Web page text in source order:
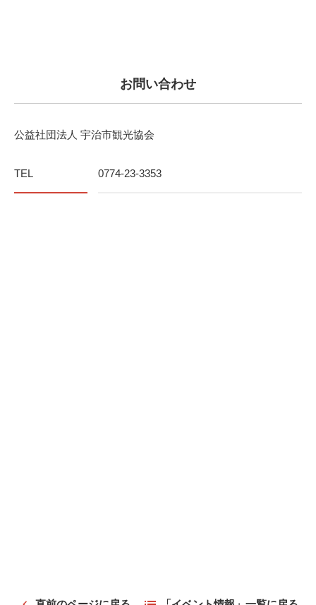
お問い合わせ
公益社団法人 宇治市観光協会
TEL 0774-23-3353